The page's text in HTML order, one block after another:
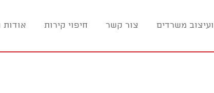
משרדים צור קשר חיפוי קירות אודות